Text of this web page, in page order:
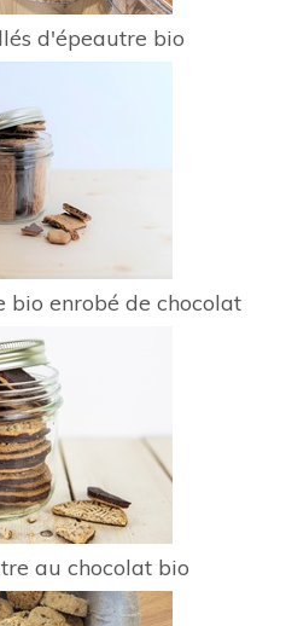
d'épeautre bio
bio enrobé de chocolat
au chocolat bio